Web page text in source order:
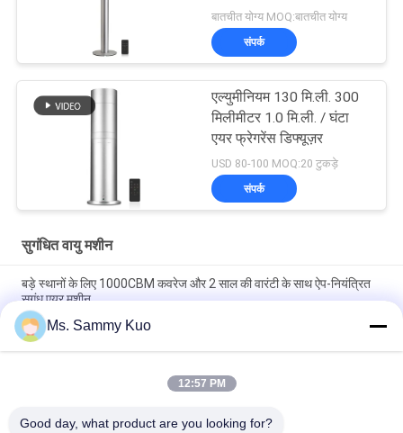
बातचीत योग्य MOQ:बातचीत योग्य
संपर्क
एल्युमीनियम 130 मि.ली. 300
मिलीमीटर 1.0 मि.ली. / घंटा
एयर फ्रेगरेंस डिफ्यूज़र
USD 80-100 MOQ:20 टुकड़े
संपर्क
सुगंधित वायु मशीन
बड़े स्थानों के लिए 1000CBM कवरेज और 2 साल की वारंटी के साथ ऐप-नियंत्रित
सुगंध एयर मशीन
ऐप-नियंत्रित सुगंध एयर मशीन, 500CBM कवरेज और व्यावसायिक उपयोग के लिए
टिकाऊ धातु शेल के साथ
वाईफाई 4जी ऐप नियंत्रण 150ml क्षमता मूक संचालन सुगंध एयर मशीन वाणिज्यिक
Ms. Sammy Kuo
12:57 PM
Good day, what product are you looking for?